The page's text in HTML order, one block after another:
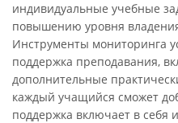
индивидуальные учебные
повышению уровня
Инструменты мониторинга
поддержка преподавания,
дополнительные
каждый учащийся сможет
поддержка включает в себя